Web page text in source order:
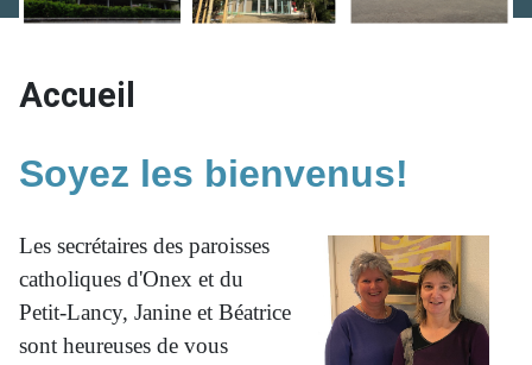
Accueil
Soyez les bienvenus!
Les secrétaires des paroisses
catholiques d'Onex et du
Petit-Lancy, Janine et Béatrice
sont heureuses de vous